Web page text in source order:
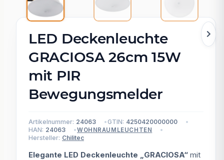
LED Deckenleuchte
GRACIOSA 26cm 15W
mit PIR
Bewegungsmelder
Artikelnummer: 24063 GTIN: 4250420000000
HAN: 24063 WOHNRAUMLEUCHTEN
Hersteller: Chilitec
Elegante LED Deckenleuchte „GRACIOSA“ mit